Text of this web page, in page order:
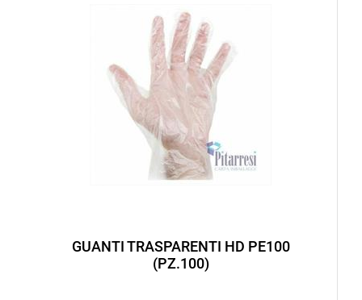
GUANTI TRASPARENTI HD PE100
(PZ.100)